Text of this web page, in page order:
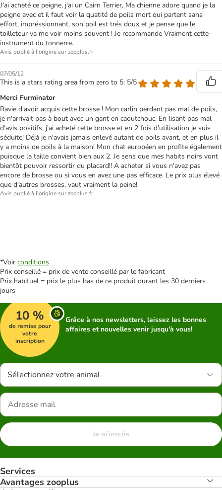
J'ai acheté ce peigne, j'ai un Cairn Terrier, Ma chienne adore quand je la
peigne avec et il faut voir la quatité de poils mort qui partent sans
effort, impréssionnant, son poil est trés doux et je pense que le
toilleteur va me voir moins souvent ! Je recommande Vraiment cette
instrument du tonnerre.
Avis publié à l'origine sur zooplus.fr
07/05/12
This is a stars rating area from zero to 5: 5/5
Merci Furminator
Ravie d'avoir acquis cette brosse ! Mon carlin perdant pas mal de poils,
je n'arrivait pas à bout avec un gant en caoutchouc. En lisant pas mal
d'avis positifs, j'ai acheté cette brosse et en 2 fois d'utilisation je suis
séduite! Déjà je n'avais jamais enlevé autant de poils avant, et en plus il
y a moins de poils à la maison! Mon chat européen en profite également
puisque la taille convient bien aux 2. Je sens que mes habits noirs vont
bientôt pouvoir ressortir du placard!! A acheter si vous n'avez pas
encore de brosse ou si vous en avez une pas efficace. Le prix plus élevé
que d'autres brosses, vaut vraiment la peine!
Avis publié à l'origine sur zooplus.fr
*Voir conditions
Prix conseillé = prix de vente conseillé par le fabricant
Prix habituel = prix le plus bas de ce produit durant les 30 derniers
jours
10 %
de remise pour
votre
inscription
Grâce à nos newsletters, laissez les bonnes
affaires et nouvelles venir jusqu'à vous!
Sélectionnez votre animal
Je m'inscris
Services
Avantages zooplus